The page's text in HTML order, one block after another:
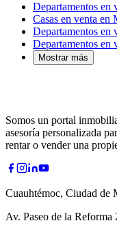
Departamentos en
Casas en venta en
Departamentos en
Departamentos en
Mostrar más
Somos un portal
asesoría personalizada
rentar o vender una
Cuauhtémoc, Ciudad de
Av. Paseo de la Reforma